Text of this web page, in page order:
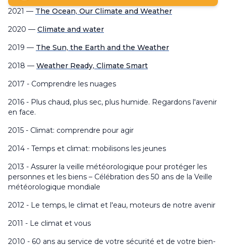
2021 — The Ocean, Our Climate and Weather
2020 — Climate and water
2019 — The Sun, the Earth and the Weather
2018 — Weather Ready, Climate Smart
2017 - Comprendre les nuages
2016 - Plus chaud, plus sec, plus humide. Regardons l'avenir
en face.
2015 - Climat: comprendre pour agir
2014 - Temps et climat: mobilisons les jeunes
2013 - Assurer la veille météorologique pour protéger les
personnes et les biens – Célébration des 50 ans de la Veille
météorologique mondiale
2012 - Le temps, le climat et l'eau, moteurs de notre avenir
2011 - Le climat et vous
2010 - 60 ans au service de votre sécurité et de votre bien-